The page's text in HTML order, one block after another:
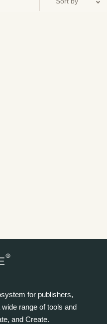
for publishers,
range of tools and
and Create.